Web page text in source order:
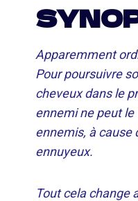
Apparemment
Pour poursuivre
cheveux dans le
ennemi ne peut le
ennemis, à cause
ennuyeux.
Tout cela change